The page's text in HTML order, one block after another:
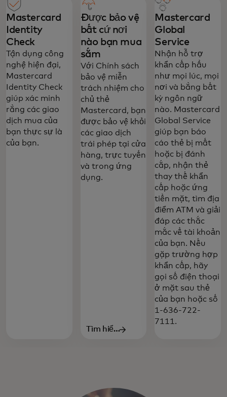
Luôn bên bạn khi cần nhất, các quyền lợi
của Platinum Debit Mastercard sẽ giúp
bảo vệ bạn khỏi mọi rủi ro, từ hành vi trộm
cắp danh tính đến các giao dịch mua sắm
Mastercard
Identity
Check
Tận dụng công
nghệ hiện đại,
Mastercard
Identity Check
giúp xác minh
rằng các giao
dịch mua của
bạn thực sự là
của bạn.
Được bảo vệ
bất cứ nơi
nào bạn mua
sắm
Với Chính sách
bảo vệ miễn
trách nhiệm cho
chủ thẻ
Mastercard, bạn
được bảo vệ khỏi
các giao dịch
trái phép tại cửa
hàng, trực tuyến
và trong ứng
dụng.
Tìm hiểu
Mastercard
Global
Service
Nhận hỗ trợ
khẩn cấp hầu
như mọi lúc, mọi
nơi và bằng bất
kỳ ngôn ngữ
nào. Mastercard
Global Service
giúp bạn báo
cáo thẻ bị mất
hoặc bị đánh
cắp, nhận thẻ
thay thế khẩn
cấp hoặc ứng
tiền mặt, tìm địa
điểm ATM và giải
đáp các thắc
mắc về tài khoản
của bạn. Nếu
gặp trường hợp
khẩn cấp, hãy
gọi số điện thoại
ở mặt sau thẻ
của bạn hoặc số
1-636-722-
7111.